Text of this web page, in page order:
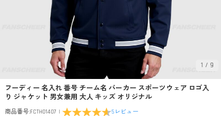
1 / 9
フーディー 名入れ 番号 チーム名 パーカー スポーツウェア ロゴ入
り ジャケット 男女兼用 大人 キッズ オリジナル
商品番号:FCTH01407 | 5 レビュー